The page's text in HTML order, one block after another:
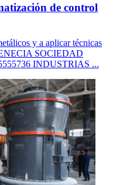
de control
y a aplicar técnicas
SOCIEDAD
INDUSTRIAS ...